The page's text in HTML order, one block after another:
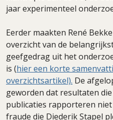
jaar experimenteel
Eerder maakten René
overzicht van de
geefgedrag uit het
is (hier een korte
overzichtsartikel). De
geworden dat resultaten
publicaties rapporteren
fraude die Diederik Stapel